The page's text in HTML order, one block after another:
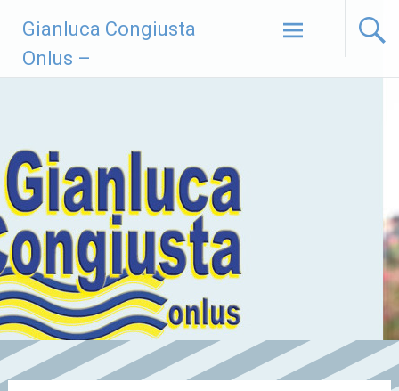
contenuto
Gianluca Congiusta
Onlus –